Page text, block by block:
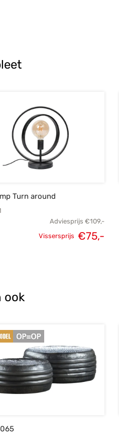
Turn around
Adviesprijs €109,-
Vissersprijs €75,-
ook